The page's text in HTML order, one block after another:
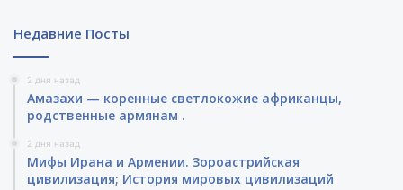
Недавние Посты
2 дня назад
Амазахи — коренные светлокожие африканцы,
родственные армянам .
2 дня назад
Мифы Ирана и Армении. Зороастрийская
цивилизация; История мировых цивилизаций